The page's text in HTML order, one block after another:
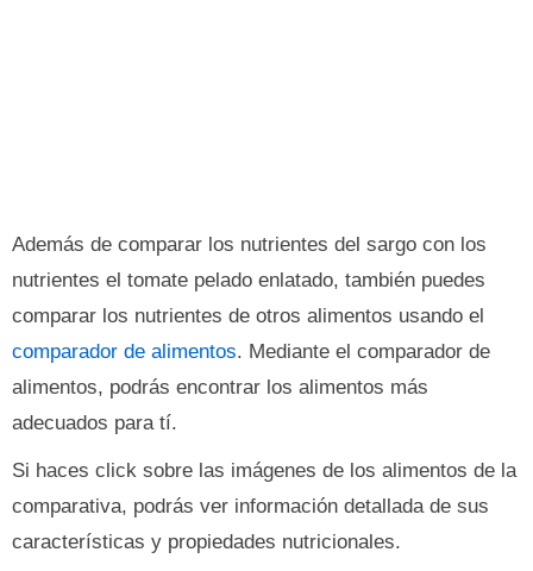
Además de comparar los nutrientes del sargo con los
nutrientes el tomate pelado enlatado, también puedes
comparar los nutrientes de otros alimentos usando el
comparador de alimentos. Mediante el comparador de
alimentos, podrás encontrar los alimentos más
adecuados para tí.
Si haces click sobre las imágenes de los alimentos de la
comparativa, podrás ver información detallada de sus
características y propiedades nutricionales.